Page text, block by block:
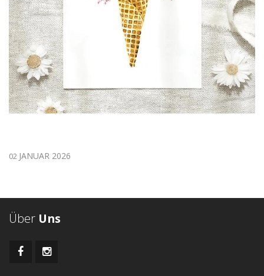
02 JANUAR 2026
Über Uns